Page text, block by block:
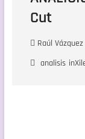
Cut
Raúl Vázquez
analisis